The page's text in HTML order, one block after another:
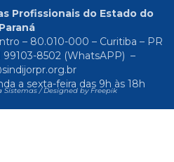
Profissionais do Estado do
Paraná
– 80.010-000 – Curitiba – PR
99103-8502(WhatsAPP) –
a sexta-feira das 9h às 18h
Sistemas /Designed by Freepik